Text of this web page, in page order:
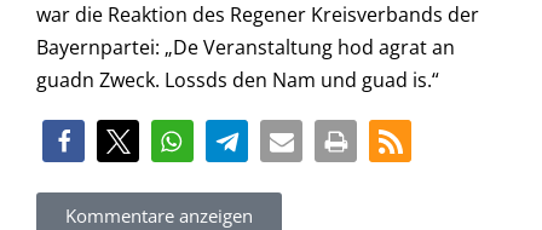
war die Reaktion des Regener Kreisverbands der
Bayernpartei: „De Veranstaltung hod agrat an
guadn Zweck. Lossds den Nam und guad is.“
Kommentare anzeigen